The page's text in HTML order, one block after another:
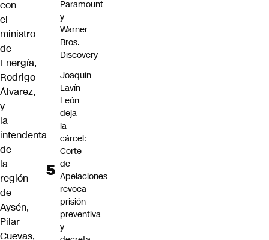
con
el
ministro
de
Energía,
Rodrigo
Álvarez,
y
la
intendenta
de
la
región
de
Aysén,
Pilar
Cuevas,
Paramount
y
Warner
Bros.
Discovery
Joaquín
Lavín
León
deja
la
cárcel:
Corte
de
Apelaciones
revoca
prisión
preventiva
y